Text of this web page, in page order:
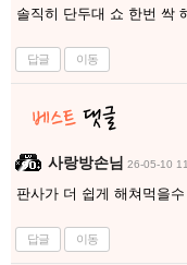
솔직히 단두대 쇼 한번 싹
답글 이동
사랑방손님 26-05-10
판사가 더 쉽게 해쳐먹을
답글 이동